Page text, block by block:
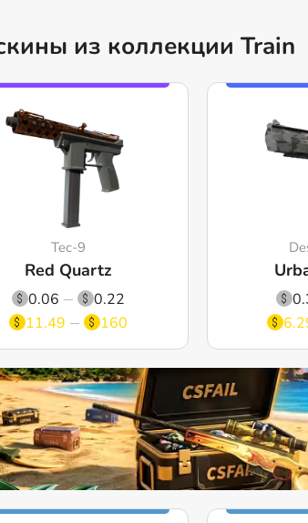
из коллекции Train
Tec-9
Red Quartz
0.06
0.22
11.49
160